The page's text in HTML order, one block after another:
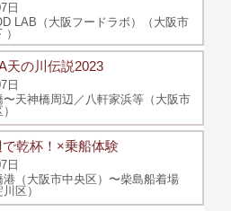
日
LAB（大阪フードラボ）（大阪市
天の川伝説2023
日
〜天神橋周辺／八軒家浜等（大阪市
乾杯！×乗船体験
日
港（大阪市中央区）〜柴島船着場
区）